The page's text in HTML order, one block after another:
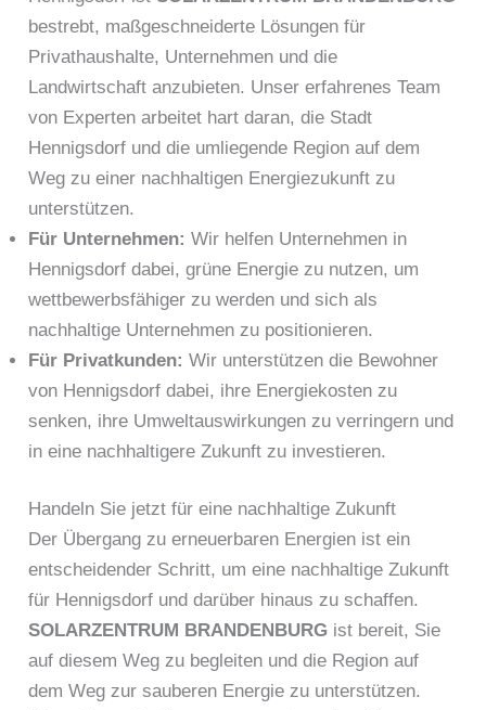
bestrebt, maßgeschneiderte Lösungen für
Privathaushalte, Unternehmen und die
Landwirtschaft anzubieten. Unser erfahrenes Team
von Experten arbeitet hart daran, die Stadt
Hennigsdorf und die umliegende Region auf dem
Weg zu einer nachhaltigen Energiezukunft zu
unterstützen.
Für Unternehmen: Wir helfen Unternehmen in
Hennigsdorf dabei, grüne Energie zu nutzen, um
wettbewerbsfähiger zu werden und sich als
nachhaltige Unternehmen zu positionieren.
Für Privatkunden: Wir unterstützen die Bewohner
von Hennigsdorf dabei, ihre Energiekosten zu
senken, ihre Umweltauswirkungen zu verringern und
in eine nachhaltigere Zukunft zu investieren.
Handeln Sie jetzt für eine nachhaltige Zukunft
Der Übergang zu erneuerbaren Energien ist ein
entscheidender Schritt, um eine nachhaltige Zukunft
für Hennigsdorf und darüber hinaus zu schaffen.
SOLARZENTRUM BRANDENBURG ist bereit, Sie
auf diesem Weg zu begleiten und die Region auf
dem Weg zur sauberen Energie zu unterstützen.